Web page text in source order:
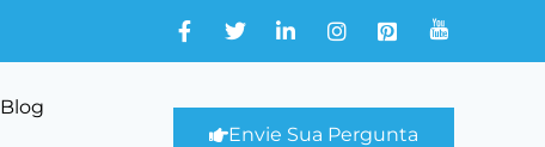
Blog
Envie Sua Pergunta